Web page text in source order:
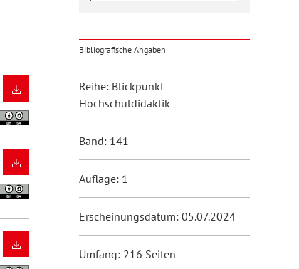
Bibliografische Angaben
Reihe: Blickpunkt
Hochschuldidaktik
Band: 141
Auflage: 1
Erscheinungsdatum: 05.07.2024
Umfang: 216 Seiten